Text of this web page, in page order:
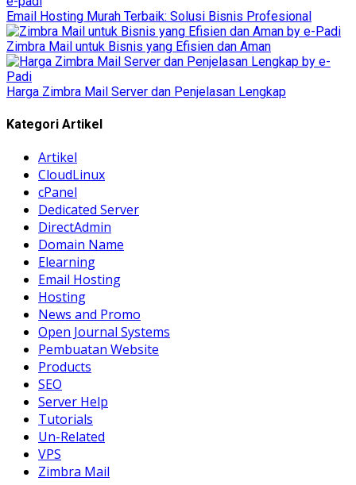
Email Hosting Murah Terbaik: Solusi Bisnis Profesional
Zimbra Mail untuk Bisnis yang Efisien dan Aman
Harga Zimbra Mail Server dan Penjelasan Lengkap
Kategori Artikel
Artikel
CloudLinux
cPanel
Dedicated Server
DirectAdmin
Domain Name
Elearning
Email Hosting
Hosting
News and Promo
Open Journal Systems
Pembuatan Website
Products
SEO
Server Help
Tutorials
Un-Related
VPS
Zimbra Mail